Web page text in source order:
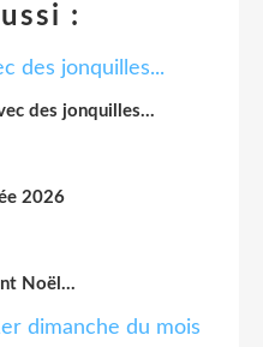
:
des jonquilles...
2026
Noël...